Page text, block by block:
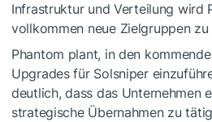
Infrastruktur und Verteilung wird
vollkommen neue Zielgruppen zu
Phantom plant, in den
Upgrades für Solsniper
deutlich, dass das Unternehmen
strategische Übernahmen zu